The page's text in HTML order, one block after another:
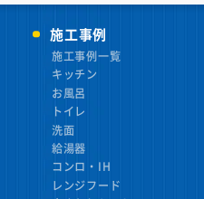
施工事例
施工事例一覧
キッチン
お風呂
トイレ
洗面
給湯器
コンロ・IH
レンジフード